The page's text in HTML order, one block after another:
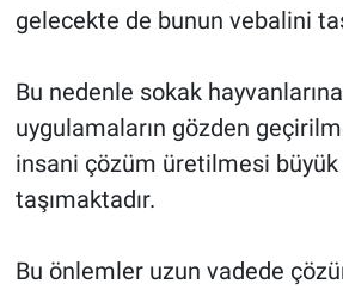
gelecekte de bunun vebalini
Bu nedenle sokak
uygulamaların gözden
insani çözüm üretilmesi
taşımaktadır.
Bu önlemler uzun vadede